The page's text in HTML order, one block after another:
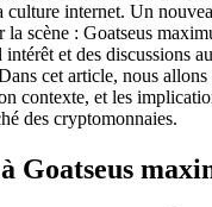
culture internet. Un
la scène : Goatseus
et des discussions
cet article, nous allons
contexte, et les
des cryptomonnaies.
Goatseus